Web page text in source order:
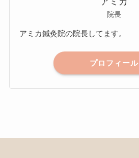
院長
アミカ鍼灸院の院長してます。
プロフィール